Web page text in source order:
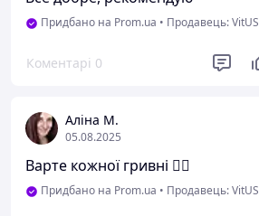
Придбано на Prom.ua • Продавець: VitUS
Коментарі 0
Аліна М.
05.08.2025
Варте кожної гривні 👌🏻
Придбано на Prom.ua • Продавець: VitUS